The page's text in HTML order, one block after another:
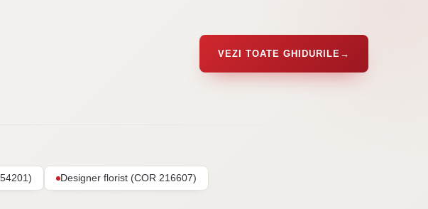
VEZI TOATE GHIDURILE →
Designer florist (COR 216607)